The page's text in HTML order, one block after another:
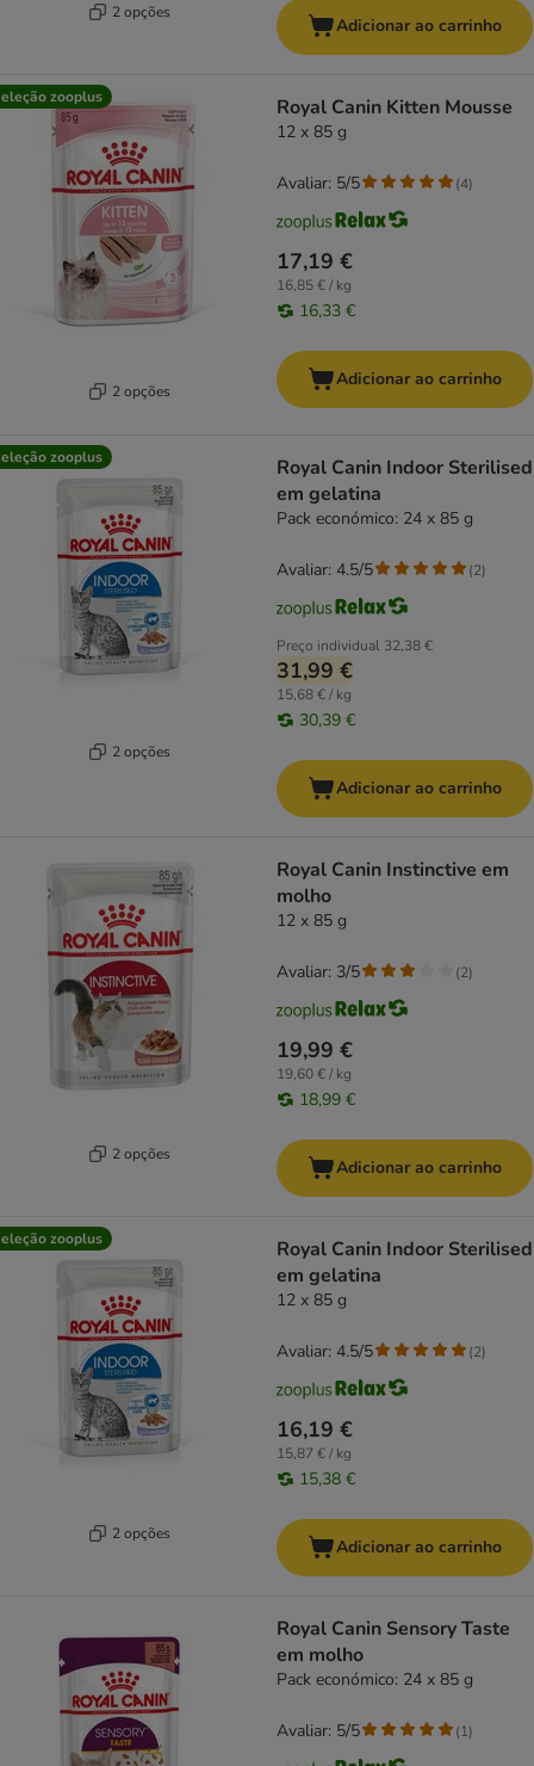
2 opções
Adicionar ao carrinho
zooplus
2 opções
Royal Canin Kitten Mousse
12 x 85 g
17,19 €
16,85 € / kg
16,33 €
Avaliar: 5/5 (4)
Adicionar ao carrinho
zooplus
2 opções
Royal Canin Indoor Sterilised
em gelatina
Pack económico: 24 x 85 g
Preço individual 32,38 €
31,99 €
15,68 € / kg
30,39 €
Avaliar: 4.5/5 (2)
Adicionar ao carrinho
2 opções
Royal Canin Instinctive em
molho
12 x 85 g
19,99 €
19,60 € / kg
18,99 €
Avaliar: 3/5 (2)
Adicionar ao carrinho
zooplus
2 opções
Royal Canin Indoor Sterilised
em gelatina
12 x 85 g
16,19 €
15,87 € / kg
15,38 €
Avaliar: 4.5/5 (2)
Adicionar ao carrinho
Royal Canin Sensory Taste
em molho
Pack económico: 24 x 85 g
Avaliar: 5/5 (1)